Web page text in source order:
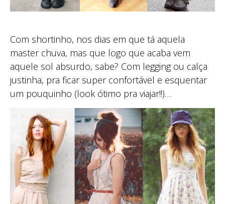
Com shortinho, nos dias em que tá aquela
master chuva, mas que logo que acaba vem
aquele sol absurdo, sabe? Com legging ou calça
justinha, pra ficar super confortável e esquentar
um pouquinho (look ótimo pra viajar!!)…